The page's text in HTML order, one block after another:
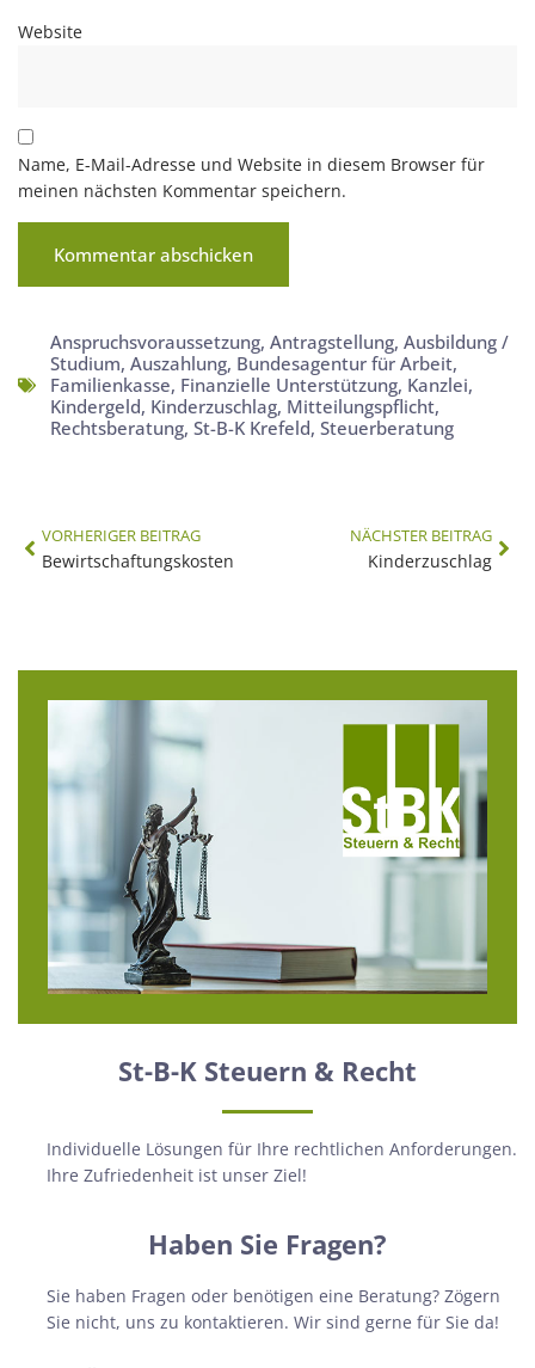
Website
Name, E-Mail-Adresse und Website in diesem Browser für
meinen nächsten Kommentar speichern.
Anspruchsvoraussetzung, Antragstellung, Ausbildung /
Studium, Auszahlung, Bundesagentur für Arbeit,
Familienkasse, Finanzielle Unterstützung, Kanzlei,
Kindergeld, Kinderzuschlag, Mitteilungspflicht,
Rechtsberatung, St-B-K Krefeld, Steuerberatung
VORHERIGER BEITRAG
Bewirtschaftungskosten
NÄCHSTER BEITRAG
Kinderzuschlag
St-B-K Steuern & Recht
Individuelle Lösungen für Ihre rechtlichen Anforderungen.
Ihre Zufriedenheit ist unser Ziel!
Haben Sie Fragen?
Sie haben Fragen oder benötigen eine Beratung? Zögern
Sie nicht, uns zu kontaktieren. Wir sind gerne für Sie da!